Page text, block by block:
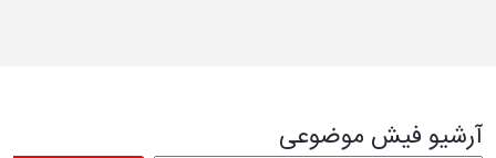
آرشیو فیش موضوعی